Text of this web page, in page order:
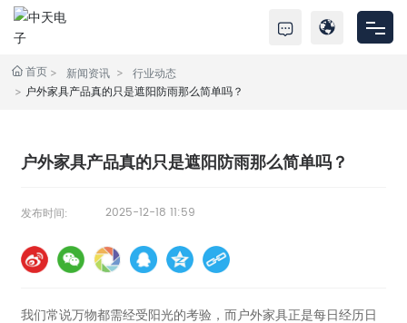
首页
关于中天
服务支持
新闻资讯
联系我们
首页 新闻资讯 行业动态
户外家具产品真的只是遮阳防雨那么简单吗？
户外家具产品真的只是遮阳防雨那么简单吗？
发布时间: 2025-12-18 11:59
我们常说万物都需经受阳光的考验，而户外家具正是每日经历日